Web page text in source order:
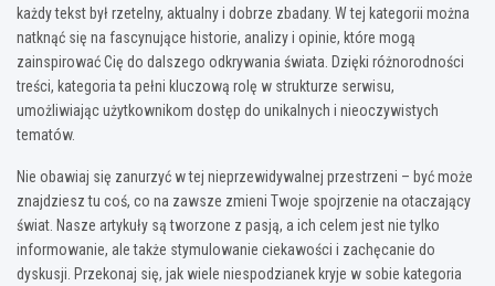
każdy tekst był rzetelny, aktualny i dobrze zbadany. W tej kategorii można
natknąć się na fascynujące historie, analizy i opinie, które mogą
zainspirować Cię do dalszego odkrywania świata. Dzięki różnorodności
treści, kategoria ta pełni kluczową rolę w strukturze serwisu,
umożliwiając użytkownikom dostęp do unikalnych i nieoczywistych
tematów.
Nie obawiaj się zanurzyć w tej nieprzewidywalnej przestrzeni – być może
znajdziesz tu coś, co na zawsze zmieni Twoje spojrzenie na otaczający
świat. Nasze artykuły są tworzone z pasją, a ich celem jest nie tylko
informowanie, ale także stymulowanie ciekawości i zachęcanie do
dyskusji. Przekonaj się, jak wiele niespodzianek kryje w sobie kategoria